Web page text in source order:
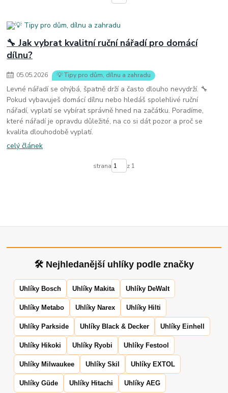
🔧 Jak vybrat kvalitní ruční nářadí pro domácí
dílnu?
05.05.2026 💡 Tipy pro dům, dílnu a zahradu
Levné nářadí se ohýbá, špatně drží a často dlouho nevydrží. 🔧
Pokud vybavuješ domácí dílnu nebo hledáš spolehlivé ruční
nářadí, vyplatí se vybírat správně hned na začátku. Poradíme,
které nářadí je opravdu důležité, na co si dát pozor a proč se
kvalita dlouhodobě vyplatí.
celý článek
strana z 1
🛠 Nejhledanější uhlíky podle značky
Uhlíky Bosch Uhlíky Makita Uhlíky DeWalt
Uhlíky Metabo Uhlíky Narex Uhlíky Hilti
Uhlíky Parkside Uhlíky Black & Decker Uhlíky Einhell
Uhlíky Hikoki Uhlíky Ryobi Uhlíky Festool
Uhlíky Milwaukee Uhlíky Skil Uhlíky EXTOL
Uhlíky Güde Uhlíky Hitachi Uhlíky AEG